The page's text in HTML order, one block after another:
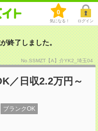
0
気になる！ ログイン
終了しました。
No.SSMZT【A】介YK2_埼玉04
／日収2.2万円～
ブランクOK